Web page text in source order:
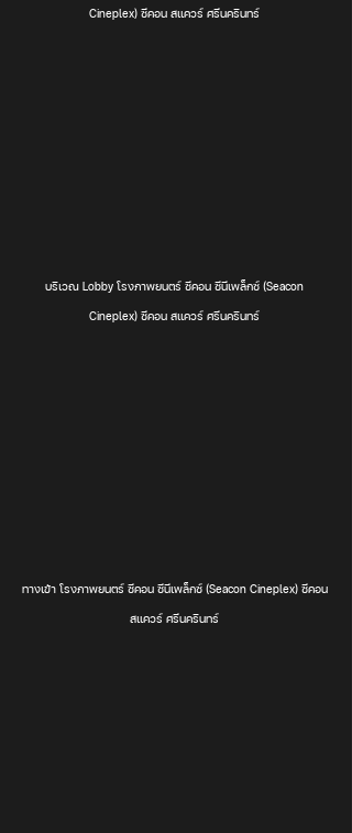
Cineplex) ซีคอน สแควร์ ศรีนครินทร์
บริเวณ Lobby โรงภาพยนตร์ ซีคอน ซีนีเพล็กซ์ (Seacon
Cineplex) ซีคอน สแควร์ ศรีนครินทร์
ทางเข้า โรงภาพยนตร์ ซีคอน ซีนีเพล็กซ์ (Seacon Cineplex) ซีคอน
สแควร์ ศรีนครินทร์